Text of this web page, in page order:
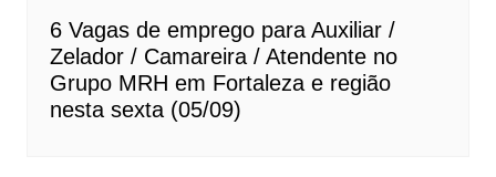
6 Vagas de emprego para Auxiliar /
Zelador / Camareira / Atendente no
Grupo MRH em Fortaleza e região
nesta sexta (05/09)